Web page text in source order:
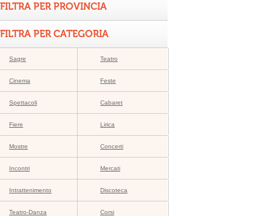
FILTRA PER PROVINCIA
FILTRA PER CATEGORIA
Sagre Teatro
Cinema Feste
Spettacoli Cabaret
Fiere Lirica
Mostre Concerti
Incontri Mercati
Intrattenimento Discoteca
Teatro-Danza Corsi